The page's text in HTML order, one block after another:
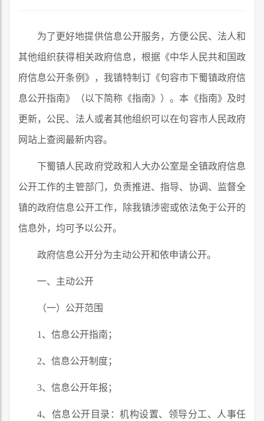
为了更好地提供信息公开服务，方便公民、法人和
其他组织获得相关政府信息，根据《中华人民共和国政
府信息公开条例》，我镇特制订《句容市下蜀镇政府信
息公开指南》（以下简称《指南》）。本《指南》及时
更新，公民、法人或者其他组织可以在句容市人民政府
网站上查阅最新内容。
下蜀镇人民政府党政和人大办公室是全镇政府信息
公开工作的主管部门，负责推进、指导、协调、监督全
镇的政府信息公开工作，除我镇涉密或依法免于公开的
信息外，均可予以公开。
政府信息公开分为主动公开和依申请公开。
一、主动公开
（一）公开范围
1、信息公开指南；
2、信息公开制度；
3、信息公开年报；
4、信息公开目录：机构设置、领导分工、人事任